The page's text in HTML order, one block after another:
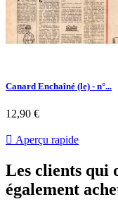
Canard Enchaîné (le) - n°...
Prix
12,90 €
 Aperçu rapide
Les clients qui
également